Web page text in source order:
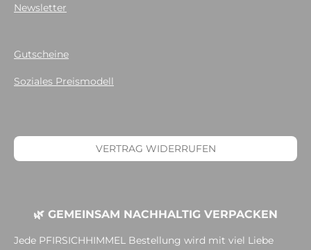
Newsletter
Gutscheine
Soziales Preismodell
VERTRAG WIDERRUFEN
🌿 GEMEINSAM NACHHALTIG VERPACKEN
Jede PFIRSICHHIMMEL Bestellung wird mit viel Liebe